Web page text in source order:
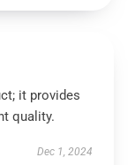
it provides
quality.
Dec 1, 2024